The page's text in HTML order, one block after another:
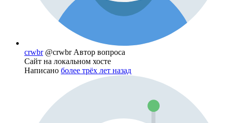
crwbr @crwbr Автор вопроса
Сайт на локальном хосте
Написано более трёх лет назад